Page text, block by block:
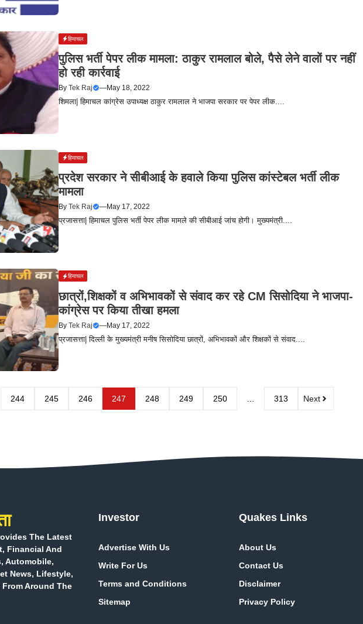
हिमाचल
पुलिस भर्ती पेपर लीक मामला: ठाकुर रामलाल बोले, पैसे लेने वालों पर नहीं
हो रही कार्रवाई
ByTek Raj —May 18, 2022
शिमला| हिमाचल कांग्रेस उपाध्यक्ष ठाकुर रामलाल ने भाजपा सरकार पर पेपर लीक....
हिमाचल
प्रदेश सरकार ने सीबीआई के हवाले किया पुलिस कांस्टेबल भर्ती लीक
मामला
ByTek Raj —May 17, 2022
प्रजासत्ता| हिमाचल पुलिस भर्ती पेपर लीक मामले की सीबीआई जांच होगी। मुख्यमंत्री....
हिमाचल
छात्रों,शिक्षकों व अभिभावकों से संवाद कर रहे CM सिसोदिया ने भाजपा-
कांग्रेस पर किया तीखा हमला
ByTek Raj —May 17, 2022
प्रजासत्ता| दिल्ली के मुख्यमंत्री मनीष सिसोदिया छात्रों, अभिभावकों और शिक्षकों से संवाद....
244 245 246 247 248 249 250 … 313 Next
The Latest
Financial And
Automobile,
News, Lifestyle,
Around The
Investor
Advertise With Us
Write For Us
Terms and Conditions
Sitemap
Quakes Links
About Us
Contact Us
Disclaimer
Privacy Policy